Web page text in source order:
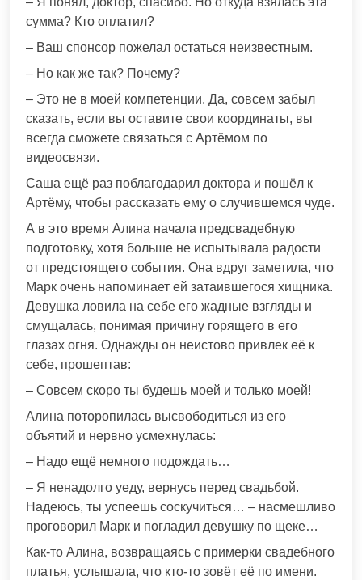
сумма? Кто оплатил?
– Ваш спонсор пожелал остаться неизвестным.
– Но как же так? Почему?
– Это не в моей компетенции. Да, совсем забыл
сказать, если вы оставите свои координаты, вы
всегда сможете связаться с Артёмом по
видеосвязи.
Саша ещё раз поблагодарил доктора и пошёл к
Артёму, чтобы рассказать ему о случившемся чуде.
А в это время Алина начала предсвадебную
подготовку, хотя больше не испытывала радости
от предстоящего события. Она вдруг заметила, что
Марк очень напоминает ей затаившегося хищника.
Девушка ловила на себе его жадные взгляды и
смущалась, понимая причину горящего в его
глазах огня. Однажды он неистово привлек её к
себе, прошептав:
– Совсем скоро ты будешь моей и только моей!
Алина поторопилась высвободиться из его
объятий и нервно усмехнулась:
– Надо ещё немного подождать…
– Я ненадолго уеду, вернусь перед свадьбой.
Надеюсь, ты успеешь соскучиться… – насмешливо
проговорил Марк и погладил девушку по щеке…
Как-то Алина, возвращаясь с примерки свадебного
платья, услышала, что кто-то зовёт её по имени.